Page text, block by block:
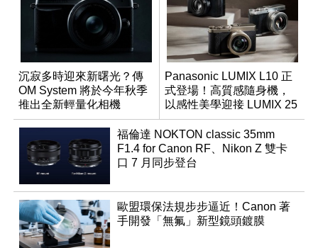
沉寂多時迎來新曙光？傳
OM System 將於今年秋季
推出全新輕量化相機
Panasonic LUMIX L10 正
式登場！高質感隨身機，
以感性美學迎接 LUMIX 25
週年
福倫達 NOKTON classic 35mm
F1.4 for Canon RF、Nikon Z 雙卡
口 7 月同步登台
歐盟環保法規步步逼近！Canon 著
手開發「無氟」新型鏡頭鍍膜